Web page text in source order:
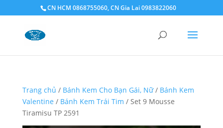
CN HCM 0868755060, CN Gia Lai 0983822060
Trang chủ / Bánh Kem Cho Bạn Gái, Nữ/ Bánh Kem
Valentine / Bánh Kem Trái Tim / Set 9 Mousse
Tiramisu TP 2591